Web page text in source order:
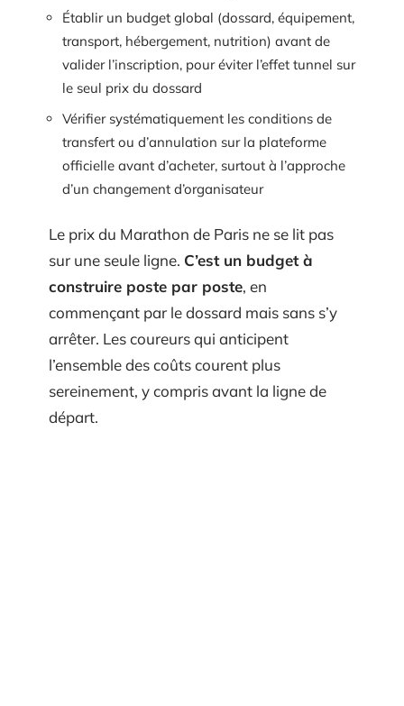
Établir un budget global (dossard, équipement,
transport, hébergement, nutrition) avant de
valider l’inscription, pour éviter l’effet tunnel sur
le seul prix du dossard
Vérifier systématiquement les conditions de
transfert ou d’annulation sur la plateforme
officielle avant d’acheter, surtout à l’approche
d’un changement d’organisateur
Le prix du Marathon de Paris ne se lit pas
sur une seule ligne. C’est un budget à
construire poste par poste, en
commençant par le dossard mais sans s’y
arrêter. Les coureurs qui anticipent
l’ensemble des coûts courent plus
sereinement, y compris avant la ligne de
départ.